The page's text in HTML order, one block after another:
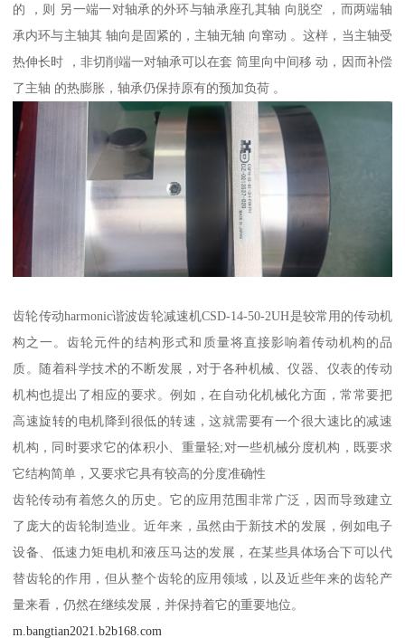
的 ，则 另一端一对轴承的外环与轴承座孔其轴 向脱空 ，而两端轴
承内环与主轴其 轴向是固紧的，主轴无轴 向窜动 。这样，当主轴受
热伸长时 ，非切削端一对轴承可以在套 筒里向中间移 动，因而补偿
了主轴 的热膨胀，轴承仍保持原有的预加负荷 。
齿轮传动harmonic谐波齿轮减速机CSD-14-50-2UH是较常用的传动机
构之一。齿轮元件的结构形式和质量将直接影响着传动机构的品
质。随着科学技术的不断发展，对于各种机械、仪器、仪表的传动
机构也提出了相应的要求。例如，在自动化机械化方面，常常要把
高速旋转的电机降到很低的转速，这就需要有一个很大速比的减速
机构，同时要求它的体积小、重量轻;对一些机械分度机构，既要求
它结构简单，又要求它具有较高的分度准确性
齿轮传动有着悠久的历史。它的应用范围非常广泛，因而导致建立
了庞大的齿轮制造业。近年来，虽然由于新技术的发展，例如电子
设备、低速力矩电机和液压马达的发展，在某些具体场合下可以代
替齿轮的作用，但从整个齿轮的应用领域，以及近些年来的齿轮产
量来看，仍然在继续发展，并保持着它的重要地位。
m.bangtian2021.b2b168.com